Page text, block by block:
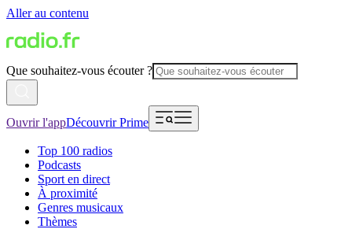
Aller au contenu
Que souhaitez-vous écouter ?
Ouvrir l'appDécouvrir Prime
Top 100 radios
Podcasts
Sport en direct
À proximité
Genres musicaux
Thèmes